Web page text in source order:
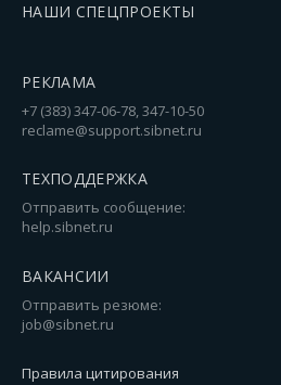
НАШИ СПЕЦПРОЕКТЫ
РЕКЛАМА
+7 (383) 347-06-78, 347-10-50
reclame@support.sibnet.ru
ТЕХПОДДЕРЖКА
Отправить сообщение:
help.sibnet.ru
ВАКАНСИИ
Отправить резюме:
job@sibnet.ru
Правила цитирования